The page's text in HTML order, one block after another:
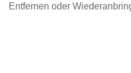
Entfernen oder